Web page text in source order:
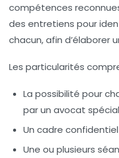
compétences
des entretiens pour
chacun, afin d’élaborer
Les particularités
La possibilité pour
par un avocat
Un cadre
Une ou plusieurs